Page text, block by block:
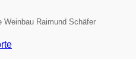
Weinbau Raimund Schäfer